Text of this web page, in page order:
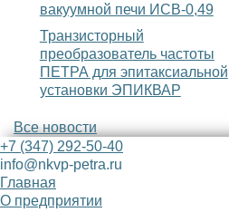
вакуумной печи ИСВ-0,49
Транзисторный
преобразователь частоты
ПЕТРА для эпитаксиальной
установки ЭПИКВАР
Все новости
+7 (347) 292-50-40
info@nkvp-petra.ru
Главная
О предприятии